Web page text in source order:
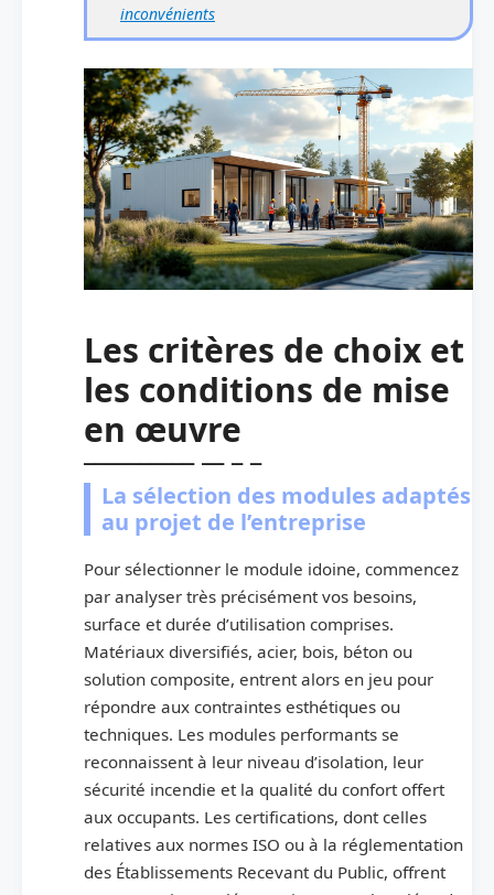
inconvénients
Les critères de choix et
les conditions de mise
en œuvre
La sélection des modules adaptés
au projet de l’entreprise
Pour sélectionner le module idoine, commencez
par analyser très précisément vos besoins,
surface et durée d’utilisation comprises.
Matériaux diversifiés, acier, bois, béton ou
solution composite, entrent alors en jeu pour
répondre aux contraintes esthétiques ou
techniques. Les modules performants se
reconnaissent à leur niveau d’isolation, leur
sécurité incendie et la qualité du confort offert
aux occupants. Les certifications, dont celles
relatives aux normes ISO ou à la réglementation
des Établissements Recevant du Public, offrent